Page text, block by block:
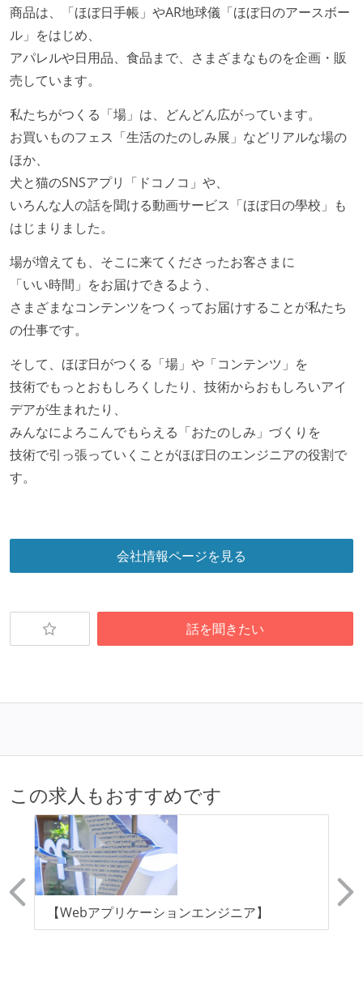
商品は、「ほぼ日手帳」やAR地球儀「ほぼ日のアースボー
ル」をはじめ、
アパレルや日用品、食品まで、さまざまなものを企画・販
売しています。
私たちがつくる「場」は、どんどん広がっています。
お買いものフェス「生活のたのしみ展」などリアルな場の
ほか、
犬と猫のSNSアプリ「ドコノコ」や、
いろんな人の話を聞ける動画サービス「ほぼ日の學校」も
はじまりました。
場が増えても、そこに来てくださったお客さまに
「いい時間」をお届けできるよう、
さまざまなコンテンツをつくってお届けすることが私たち
の仕事です。
そして、ほぼ日がつくる「場」や「コンテンツ」を
技術でもっとおもしろくしたり、技術からおもしろいアイ
デアが生まれたり、
みんなによろこんでもらえる「おたのしみ」づくりを
技術で引っ張っていくことがほぼ日のエンジニアの役割で
す。
会社情報ページを見る
話を聞きたい
この求人もおすすめです
【Webアプリケーションエンジニア】